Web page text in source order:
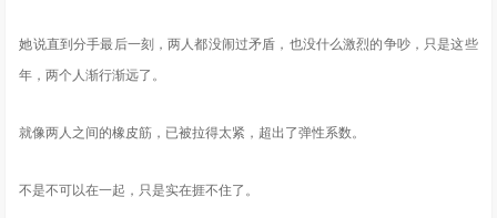
她说直到分手最后一刻，两人都没闹过矛盾，也没什么激烈的争吵，只是这些
年，两个人渐行渐远了。
就像两人之间的橡皮筋，已被拉得太紧，超出了弹性系数。
不是不可以在一起，只是实在捱不住了。